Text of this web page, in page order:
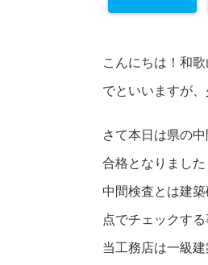
こんにちは！和
でといいますが
さて本日は県の
合格となりました
中間検査とは建
点でチェックする
当工務店は一級